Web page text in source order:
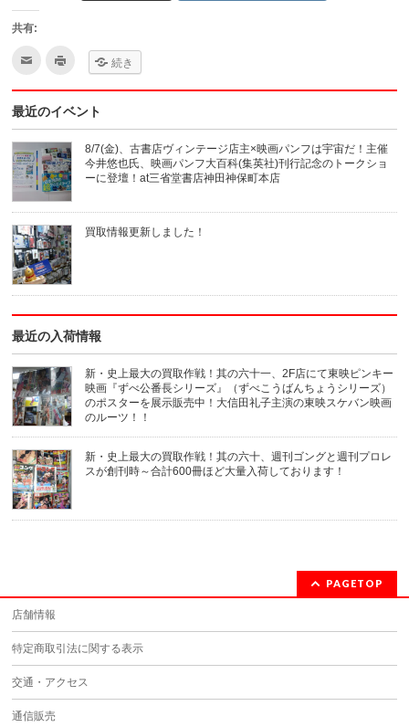
共有:
ク
し
て
達
へ
メ
ー
ル
で
送
信
(新
し
い
ウ
ィ
ン
ド
ウ
開
き
ま
す)
ク
て
刷
(新
し
い
ウ
ィ
ン
ド
ウ
で
開
き
ま
す)
続き
最近のイベント
8/7(金)、古書店ヴィンテージ店主×映画パンフは宇宙だ！主催
今井悠也氏、映画パンフ大百科(集英社)刊行記念のトークショ
ーに登壇！at三省堂書店神田神保町本店
買取情報更新しました！
最近の入荷情報
新・史上最大の買取作戦！其の六十一、2F店にて東映ピンキー
映画『ずべ公番長シリーズ』（ずべこうばんちょうシリーズ）
のポスターを展示販売中！大信田礼子主演の東映スケバン映画
のルーツ！！
新・史上最大の買取作戦！其の六十、週刊ゴングと週刊プロレ
スが創刊時～合計600冊ほど大量入荷しております！
PAGETOP
店舗情報
特定商取引法に関する表示
交通・アクセス
通信販売